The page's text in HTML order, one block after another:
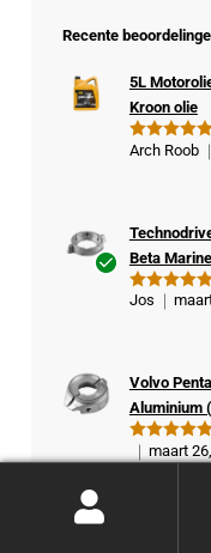
Recente
Gewaardeer
5L
Kroon olie
Arch Roob
kop
er
Gewaardeer
Beta
Jos
Gewaardeer
d5uit 5
Volvo
Aluminium
maart